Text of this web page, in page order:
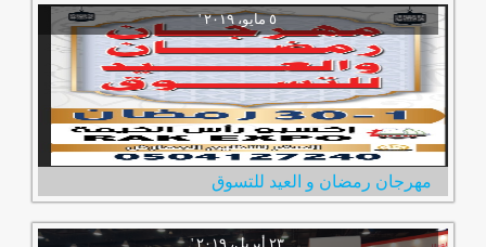
‏٥ مايو، ٢٠١٩‏ ‏'‏
مهرجان رمضان و العيد للتسوق
‏٢٣ أبريل، ٢٠١٩‏ ‏'‏